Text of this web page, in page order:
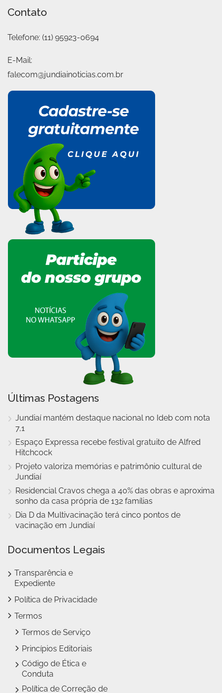
Contato
Telefone: (11) 95923-0694
E-Mail:
falecom@jundiainoticias.com.br
Últimas Postagens
Jundiaí mantém destaque nacional no Ideb com nota
7,1
Espaço Expressa recebe festival gratuito de Alfred
Hitchcock
Projeto valoriza memórias e patrimônio cultural de
Jundiaí
Residencial Cravos chega a 40% das obras e aproxima
sonho da casa própria de 132 famílias
Dia D da Multivacinação terá cinco pontos de
vacinação em Jundiaí
Documentos Legais
Transparência e
Expediente
Política de Privacidade
Termos
Termos de Serviço
Princípios Editoriais
Código de Ética e
Conduta
Política de Correção de